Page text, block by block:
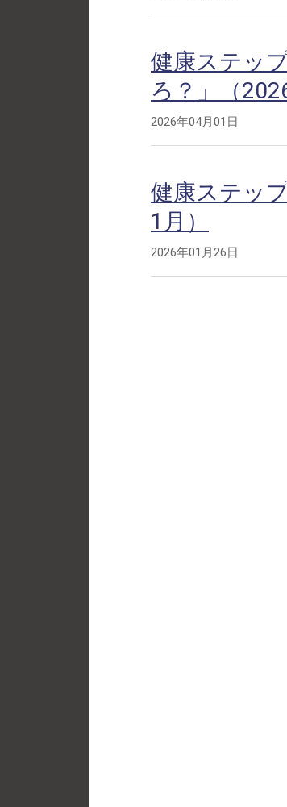
健康ステッ
ろ？」（
2026年04月01日
健康ステッ
1月）
2026年01月26日